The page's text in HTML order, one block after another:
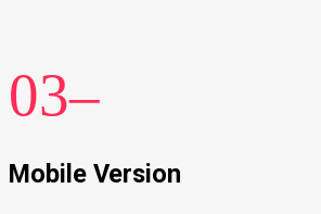
03–
Mobile Version